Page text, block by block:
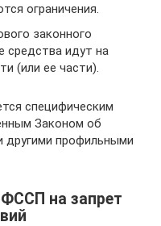
ограничения.
законного
средства идут на
(или ее части).
специфическим
Законом об
другими профильными
на запрет